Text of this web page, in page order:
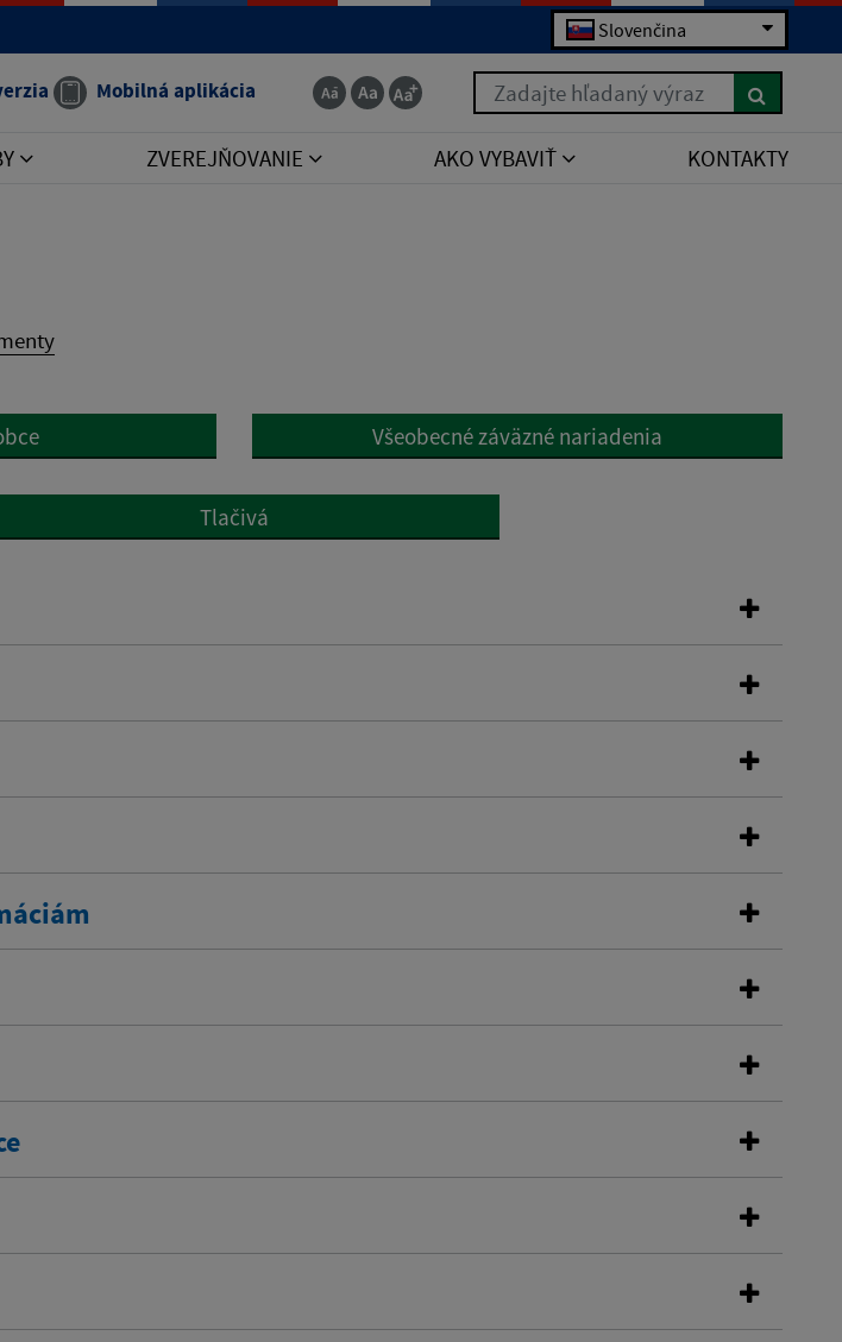
Slovenčina
Mobilná aplikácia Zadajte hľadaný výraz
ZVEREJŇOVANIE AKO VYBAVIŤ KONTAKTY
Všeobecné záväzné nariadenia
Tlačivá